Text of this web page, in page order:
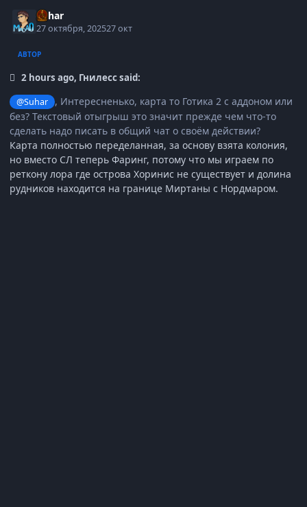
Suhar
27 октября, 202527 окт
АВТОР
2 hours ago, Гнилесс said:
@Suhar
, Интересненько, карта то Готика 2 с аддоном или
без? Текстовый отыгрыш это значит прежде чем что-то
сделать надо писать в общий чат о своём действии?
Карта полностью переделанная, за основу взята колония,
но вместо СЛ теперь Фаринг, потому что мы играем по
реткону лора где острова Хоринис не существует и долина
рудников находится на границе Миртаны с Нордмаром.